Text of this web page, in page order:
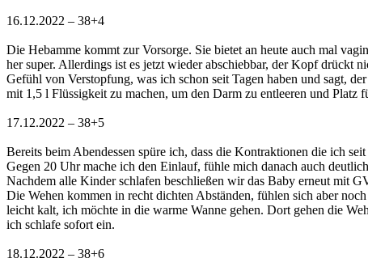
16.12.2022 – 38+4
Die Hebamme kommt zur Vorsorge. Sie bietet an heute auch mal
her super. Allerdings ist es jetzt wieder abschiebbar, der Kopf drückt
Gefühl von Verstopfung, was ich schon seit Tagen haben und sagt,
mit 1,5 l Flüssigkeit zu machen, um den Darm zu entleeren und Platz
17.12.2022 – 38+5
Bereits beim Abendessen spüre ich, dass die Kontraktionen die ich
Gegen 20 Uhr mache ich den Einlauf, fühle mich danach auch deutlich
Nachdem alle Kinder schlafen beschließen wir das Baby erneut mit
Die Wehen kommen in recht dichten Abständen, fühlen sich aber
leicht kalt, ich möchte in die warme Wanne gehen. Dort gehen die
ich schlafe sofort ein.
18.12.2022 – 38+6